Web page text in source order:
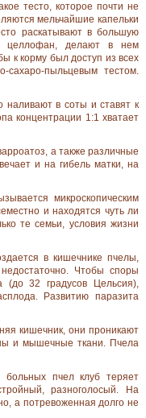
тесто, которое почти не
мельчайшие капельки
раскатывают в большую
целлофан, делают в нем
к корму был доступ из всех
пыльцевым тестом.
наливают в соты и ставят к
концентрации 1:1 хватает
а также различные
и на гибель матки, на
микроскопическим
и находятся чуть ли
те семьи, условия жизни
в кишечнике пчелы,
Чтобы споры
(до 32 градусов Цельсия),
Развитию паразита
кишечник, они проникают
и мышечные ткани. Пчела
пчел клуб теряет
разноголосый. На
а потревоженная долго не